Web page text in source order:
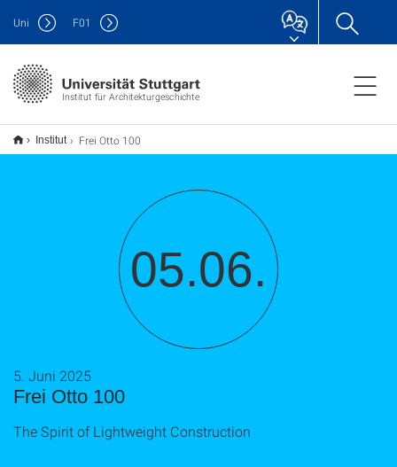
Institut für Architekturgeschichte
Uni F01
Institut Frei Otto 100
05.06.
Frei Otto 100
5. Juni 2025
The Spirit of Lightweight Construction